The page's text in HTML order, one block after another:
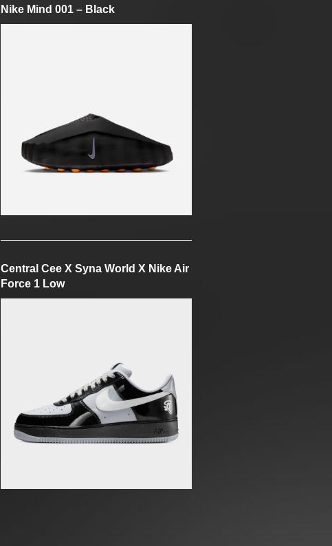
Nike Mind 001 – Black
Central Cee X Syna World X Nike Air
Force 1 Low